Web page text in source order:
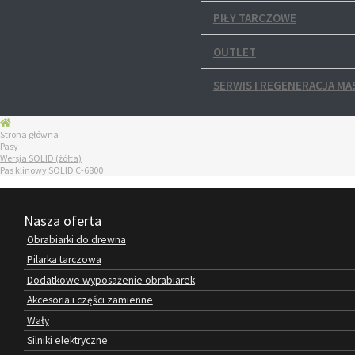
PIŁY TARCZOWE
OUTLET
SERWIS I REGENERACJA
Strona główna
Pasy
Wersja SOLID (żółta)
Pas klinowy SOLID C-6800
Nasza oferta
Obrabiarki do drewna
Pilarka tarczowa
Dodatkowe wyposażenie obrabiarek
Akcesoria i części zamienne
Wały
Silniki elektryczne